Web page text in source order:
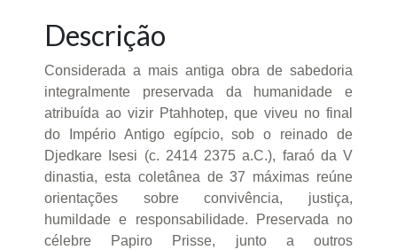
Descrição
Considerada a mais antiga obra de sabedoria
integralmente preservada da humanidade e
atribuída ao vizir Ptahhotep, que viveu no final
do Império Antigo egípcio, sob o reinado de
Djedkare Isesi (c. 2414 2375 a.C.), faraó da V
dinastia, esta coletânea de 37 máximas reúne
orientações sobre convivência, justiça,
humildade e responsabilidade. Preservada no
célebre Papiro Prisse, junto a outros